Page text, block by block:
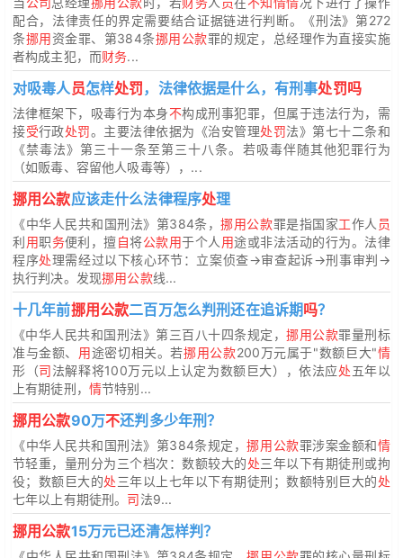
配合，法律责任的界定需要结合证据链进行判断。《刑法》第272
条挪用资金罪、第384条挪用公款罪的规定，总经理作为直接实施
者构成主犯，而财务...
对吸毒人 员怎样处罚，法律依据是什么，有刑事处罚吗
法律框架下，吸毒行为本身不构成刑事犯罪，但属于违法行为，需
接受行政处罚。主要法律依据为《治安管理处罚法》第七十二条和
《禁毒法》第三十一条至第三十八条。若吸毒伴随其他犯罪行为
（如贩毒、容留他人吸毒等），...
挪用公款应该走什么法律程序处理
《中华人民共和国刑法》第384条，挪用公款罪是指国家工作人 员
利用职务便利，擅自将公款用于个人 用途或非法活动的行为。法律
程序处理需经过以下核心环节：立案侦查→审查起诉→刑事审判→
执行判决。发现挪用公款线...
十几年前挪用公款二百万怎么判刑还在追诉期吗？
《中华人民共和国刑法》第三百八十四条规定，挪用公款罪量刑标
准与金额、 用途密切相关。若挪用公款200万元属于"数额巨大"情
形（司法解释将100万元以上认定为数额巨大），依法应处五年以
上有期徒刑， 情节特别...
挪用公款90万不还判多少年刑？
《中华人民共和国刑法》第384条规定，挪用公款罪涉案金额和情
节轻重，量刑分为三个档次：数额较大的处三年以下有期徒刑或拘
役；数额巨大的处三年以上七年以下有期徒刑；数额特别巨大的处
七年以上有期徒刑。 司法9...
挪用公款15万元已还清怎样判？